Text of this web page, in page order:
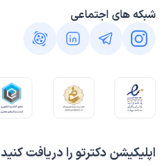
اپلیکیشن دکترتو را دریافت کنید
شبکه های اجتماعی